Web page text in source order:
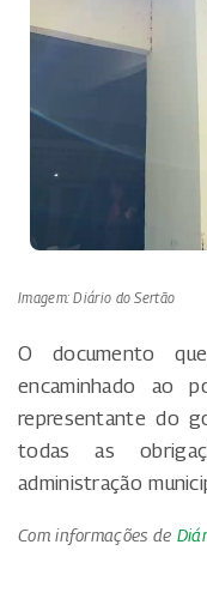
Imagem: Diário do Sertão
O documento
encaminhado ao
representante do
todas as
administração
Com informações de